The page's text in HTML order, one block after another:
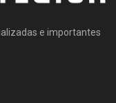
e importantes